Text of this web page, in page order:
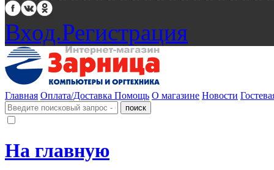
Вход.Регистрация
Главная Оплата/Доставка Помощь О магазине Новости
На главную